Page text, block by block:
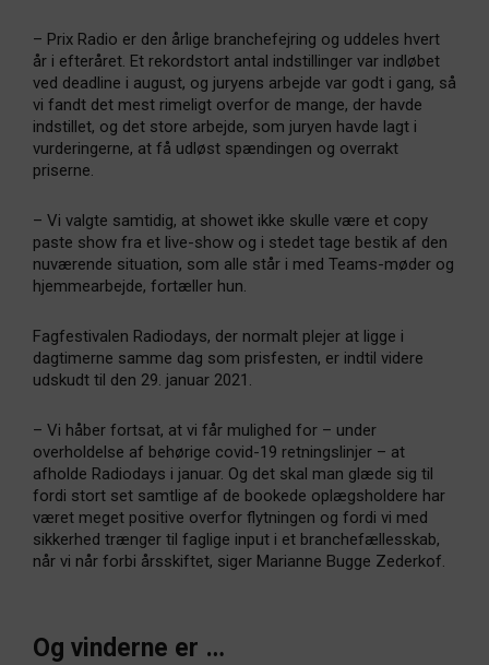
– Prix Radio er den årlige branchefejring og uddeles hvert
år i efteråret. Et rekordstort antal indstillinger var indløbet
ved deadline i august, og juryens arbejde var godt i gang, så
vi fandt det mest rimeligt overfor de mange, der havde
indstillet, og det store arbejde, som juryen havde lagt i
vurderingerne, at få udløst spændingen og overrakt
priserne.
– Vi valgte samtidig, at showet ikke skulle være et copy
paste show fra et live-show og i stedet tage bestik af den
nuværende situation, som alle står i med Teams-møder og
hjemmearbejde, fortæller hun.
Fagfestivalen Radiodays, der normalt plejer at ligge i
dagtimerne samme dag som prisfesten, er indtil videre
udskudt til den 29. januar 2021.
– Vi håber fortsat, at vi får mulighed for – under
overholdelse af behørige covid-19 retningslinjer – at
afholde Radiodays i januar. Og det skal man glæde sig til
fordi stort set samtlige af de bookede oplægsholdere har
været meget positive overfor flytningen og fordi vi med
sikkerhed trænger til faglige input i et branchefællesskab,
når vi når forbi årsskiftet, siger Marianne Bugge Zederkof.
Og vinderne er …